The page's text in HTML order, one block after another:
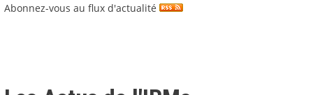
Abonnez-vous au flux d'actualité